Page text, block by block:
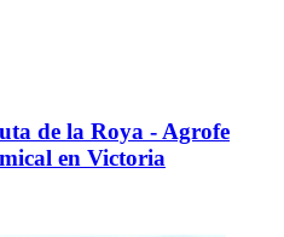
de la Roya - Agrofe
en Victoria